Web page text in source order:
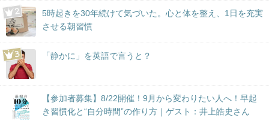
5時起きを30年続けて気づいた。心と体を整え、1日を充実
させる朝習慣
「静かに」を英語で言うと？
【参加者募集】8/22開催！9月から変わりたい人へ！早起
き習慣化と“自分時間”の作り方｜ゲスト：井上皓史さん